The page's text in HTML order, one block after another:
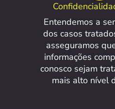
Entendemos a
dos casos
asseguramos
informações
conosco sejam
mais alto nível